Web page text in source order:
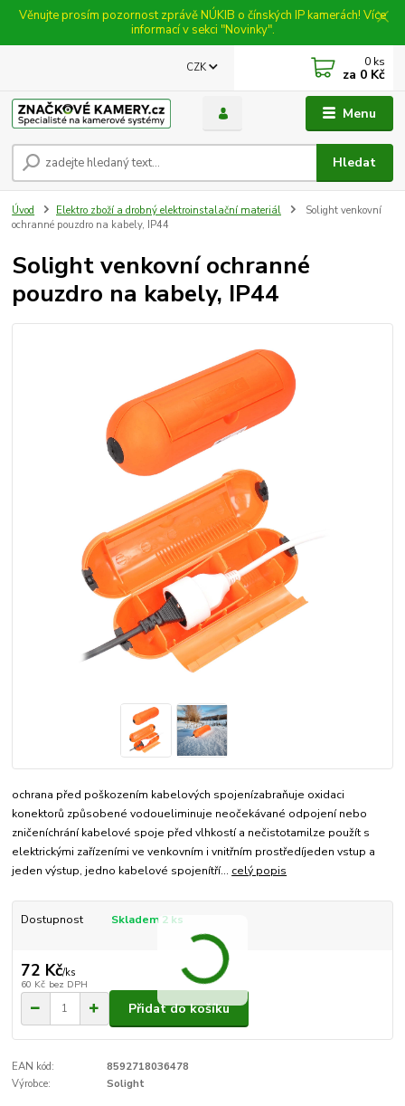
Věnujte prosím pozornost zprávě NÚKIB o čínských IP kamerách! Více
informací v sekci "Novinky".
Menu
CZK
Hledat
0 ks
za 0 Kč
Úvod Elektro zboží a drobný elektroinstalační materiál
Solight venkovní
ochranné pouzdro na kabely, IP44
Solight venkovní ochranné
pouzdro na kabely, IP44
ochrana před poškozením kabelových spojenízabraňuje oxidaci
konektorů způsobené vodoueliminuje neočekávané odpojení nebo
zničeníchrání kabelové spoje před vlhkostí a nečistotamilze použít s
elektrickými zařízeními ve venkovním i vnitřním prostředíjeden vstup a
jeden výstup, jedno kabelové spojenítří... celý popis
Dostupnost Skladem 2 ks
72 Kč/ks
60 Kč bez DPH
Přidat do košíku
EAN kód:
8592718036478
Výrobce:
Solight